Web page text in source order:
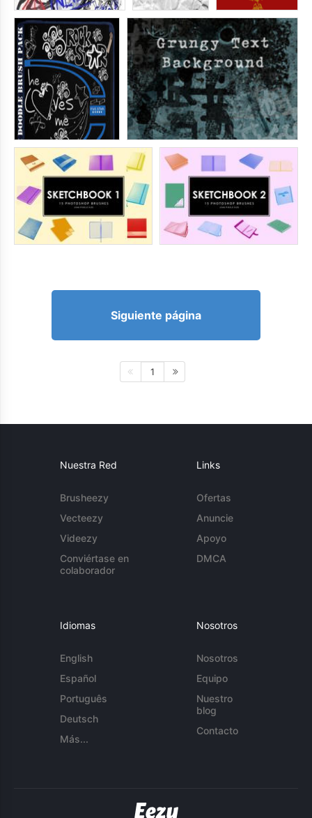
Siguiente página
1
Nuestra Red
Brusheezy
Vecteezy
Videezy
Conviértase en
colaborador
Links
Ofertas
Anuncie
Apoyo
DMCA
Idiomas
English
Español
Português
Deutsch
Más...
Nosotros
Nosotros
Equipo
Nuestro
blog
Contacto